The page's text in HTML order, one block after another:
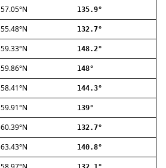
Haderslev
Albertslund
Allerød
Ballerup
Birkerød
Brøndby
Charlottenlund
Dragør
Farum
Fredensborg
Frederiksberg
Frederikssund
57.05°N 135.9°
55.48°N 132.7°
59.33°N 148.2°
59.86°N 148°
58.41°N 144.3°
59.91°N 139°
60.39°N 132.7°
63.43°N 140.8°